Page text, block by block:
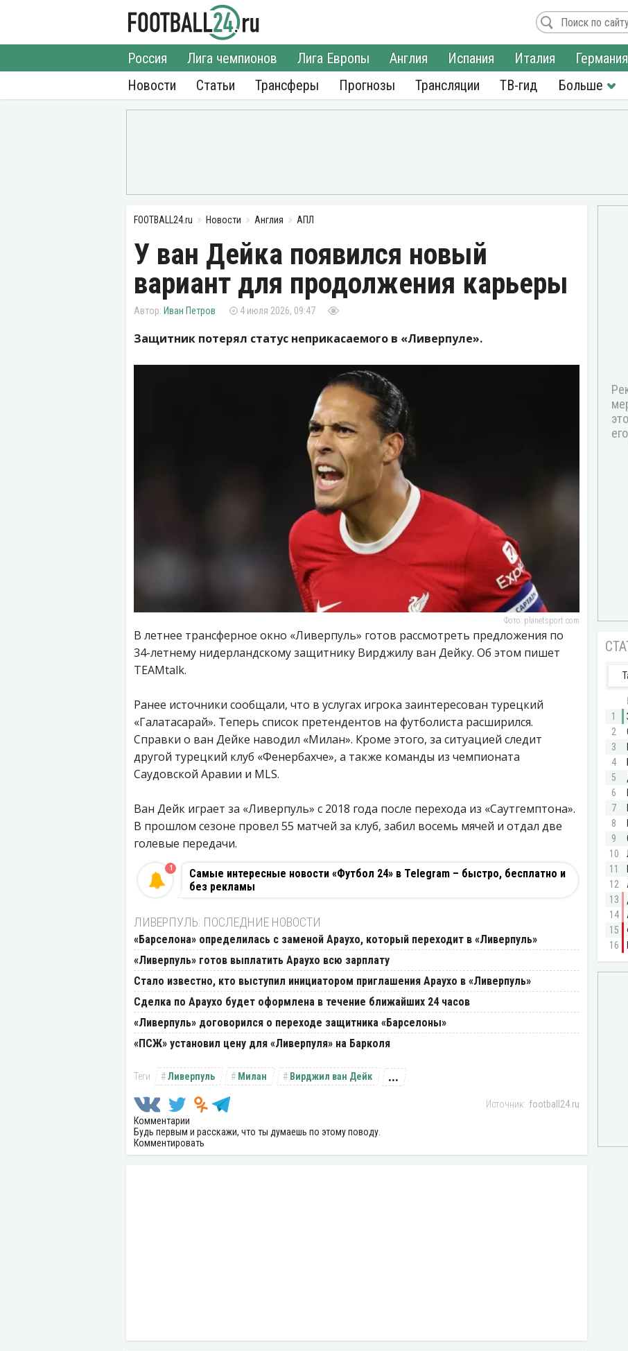
Новости
Россия Лига чемпионов Лига Европы Англия Испания Италия Германия
Статьи
Трансферы Прогнозы Трансляции ТВ-гид
FOOTBALL24.ru Новости Англия АПЛ
У ван Дейка появился новый
вариант для продолжения карьеры
Иван Петров 4 июля 2026, 09:47
Защитник потерял статус неприкасаемого в «Ливерпуле».
Фото: planetsport.com
В летнее трансферное окно «Ливерпуль» готов рассмотреть предложения по
34-летнему нидерландскому защитнику Вирджилу ван Дейку. Об этом пишет
TEAMtalk.
Ранее источники сообщали, что в услугах игрока заинтересован турецкий
«Галатасарай». Теперь список претендентов на футболиста расширился.
Справки о ван Дейке наводил «Милан». Кроме этого, за ситуацией следит
другой турецкий клуб «Фенербахче», а также команды из чемпионата
Саудовской Аравии и MLS.
Ван Дейк играет за «Ливерпуль» с 2018 года после перехода из «Саутгемптона».
В прошлом сезоне провел 55 матчей за клуб, забил восемь мячей и отдал две
голевые передачи.
Самые интересные новости «Футбол 24» в Telegram – быстро, бесплатно и
без рекламы
1
ЛИВЕРПУЛЬ: ПОСЛЕДНИЕ НОВОСТИ
«Барселона» определилась с заменой Араухо, который переходит в «Ливерпуль»
«Ливерпуль» готов выплатить Араухо всю зарплату
Стало известно, кто выступил инициатором приглашения Араухо в «Ливерпуль»
Сделка по Араухо будет оформлена в течение ближайших 24 часов
«Ливерпуль» договорился о переходе защитника «Барселоны»
«ПСЖ» установил цену для «Ливерпуля» на Барколя
Ливерпуль Милан Вирджил ван Дейк ...
football24.ru
Комментарии
Будь первым и расскажи, что ты думаешь по этому поводу.
Комментировать